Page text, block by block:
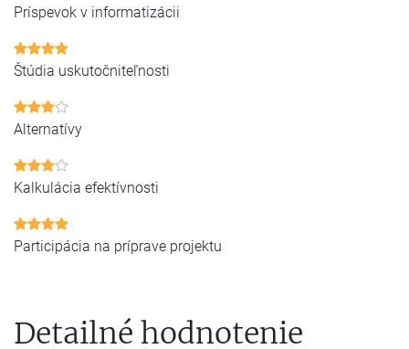
Príspevok v informatizácii
Štúdia uskutočniteľnosti
Alternatívy
Kalkulácia efektívnosti
Participácia na príprave projektu
Detailné hodnotenie